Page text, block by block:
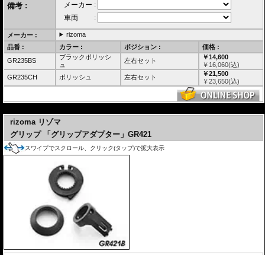
備考 :
メーカー :
rizoma
品番 :
カラー : ポジション :
価格 :
GR235BS
ブラックポリッシ
ュ
左右セット
￥14,600
￥ 16,060(込)
GR235CH
ポリッシュ 左右セット
￥21,500
￥23,650(込)
rizoma リゾマ
グリップ 「グリップアダプター」GR421
スワイプでスクロール、クリック(タップ)で拡大表示